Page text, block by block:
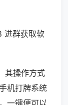
进群获取软
其操作方式
机打牌系统
一键便可以